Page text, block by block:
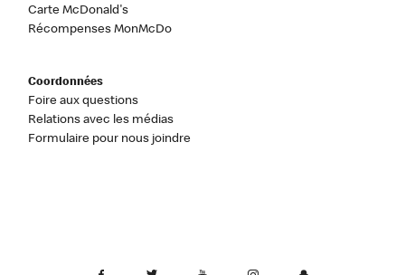
Carte McDonald's
Récompenses MonMcDo
Coordonnées
Foire aux questions
Relations avec les médias
Formulaire pour nous joindre